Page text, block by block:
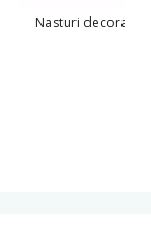
Nasturi decorativi